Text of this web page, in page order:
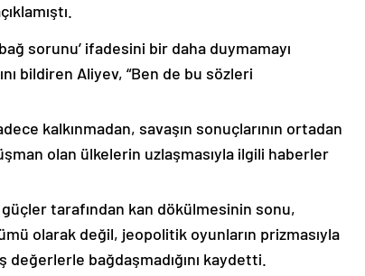
sorunu’ ifadesini bir daha duymamayı
bildiren Aliyev, “Ben de bu sözleri
kalkınmadan, savaşın sonuçlarının ortadan
olan ülkelerin uzlaşmasıyla ilgili haberler
tarafından kan dökülmesinin sonu,
olarak değil, jeopolitik oyunların prizmasıyla
değerlerle bağdaşmadığını kaydetti.